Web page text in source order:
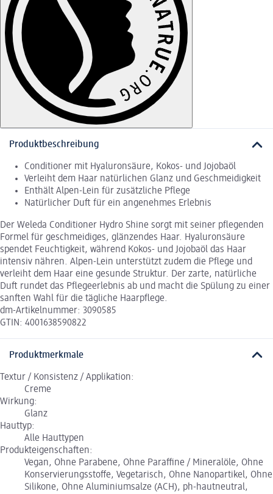
Produktbeschreibung
Conditioner mit Hyaluronsäure, Kokos- und Jojobaöl
Verleiht dem Haar natürlichen Glanz und Geschmeidigkeit
Enthält Alpen-Lein für zusätzliche Pflege
Natürlicher Duft für ein angenehmes Erlebnis
Der Weleda Conditioner Hydro Shine sorgt mit seiner pflegenden
Formel für geschmeidiges, glänzendes Haar. Hyaluronsäure
spendet Feuchtigkeit, während Kokos- und Jojobaöl das Haar
intensiv nähren. Alpen-Lein unterstützt zudem die Pflege und
verleiht dem Haar eine gesunde Struktur. Der zarte, natürliche
Duft rundet das Pflegeerlebnis ab und macht die Spülung zu einer
sanften Wahl für die tägliche Haarpflege.
dm-Artikelnummer: 3090585
GTIN: 4001638590822
Produktmerkmale
Textur / Konsistenz / Applikation:
Creme
Wirkung:
Glanz
Hauttyp:
Alle Hauttypen
Produkteigenschaften:
Vegan, Ohne Parabene, Ohne Paraffine / Mineralöle, Ohne
Konservierungsstoffe, Vegetarisch, Ohne Nanopartikel, Ohne
Silikone, Ohne Aluminiumsalze (ACH), ph-hautneutral,